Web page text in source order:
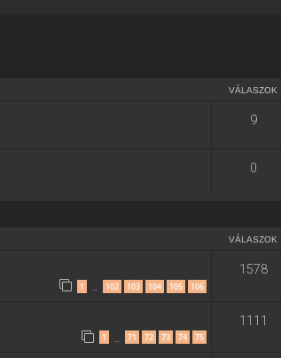
VÁLASZOK
9
0
VÁLASZOK
1 … 102 103 104 105 106
1578
1 71 72 73 74 75
1111